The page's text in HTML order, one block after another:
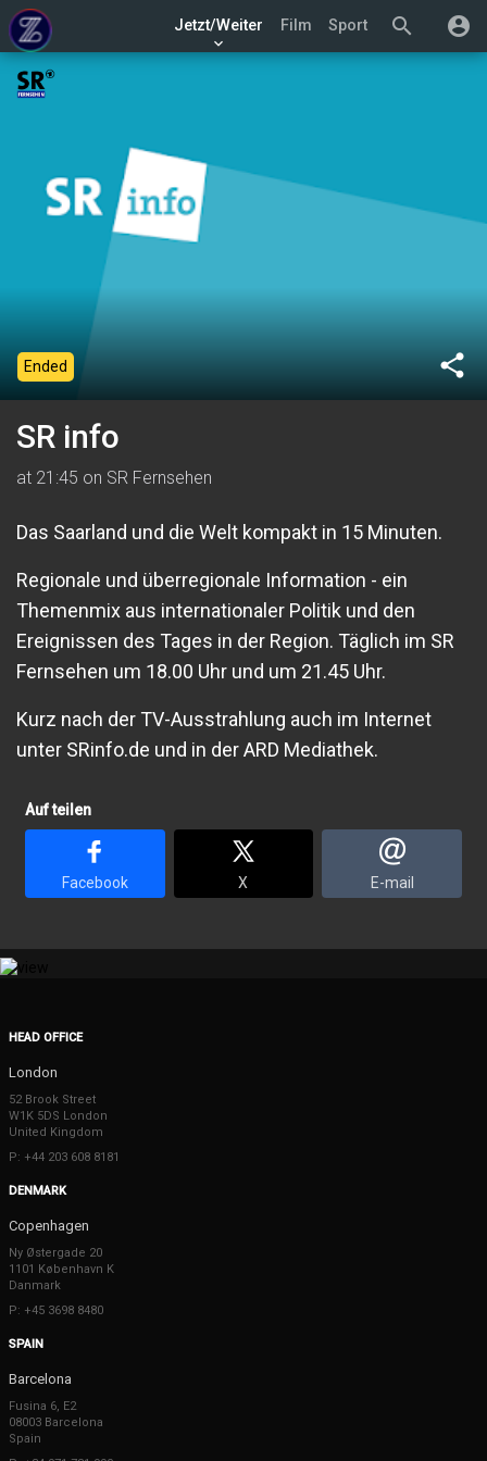
search account_circle
Jetzt/Weiter
keyboard_arrow_down
Film Sport
share
Ended
SR info
at 21:45 on SR Fernsehen
Das Saarland und die Welt kompakt in 15 Minuten.
Regionale und überregionale Information - ein
Themenmix aus internationaler Politik und den
Ereignissen des Tages in der Region. Täglich im SR
Fernsehen um 18.00 Uhr und um 21.45 Uhr.
Kurz nach der TV-Ausstrahlung auch im Internet
unter SRinfo.de und in der ARD Mediathek.
Auf teilen
Facebook X E-mail
HEAD OFFICE
London
52 Brook Street
W1K 5DS London
United Kingdom
P: +44 203 608 8181
DENMARK
Copenhagen
Ny Østergade 20
1101 København K
Danmark
P: +45 3698 8480
SPAIN
Barcelona
Fusina 6, E2
08003 Barcelona
Spain